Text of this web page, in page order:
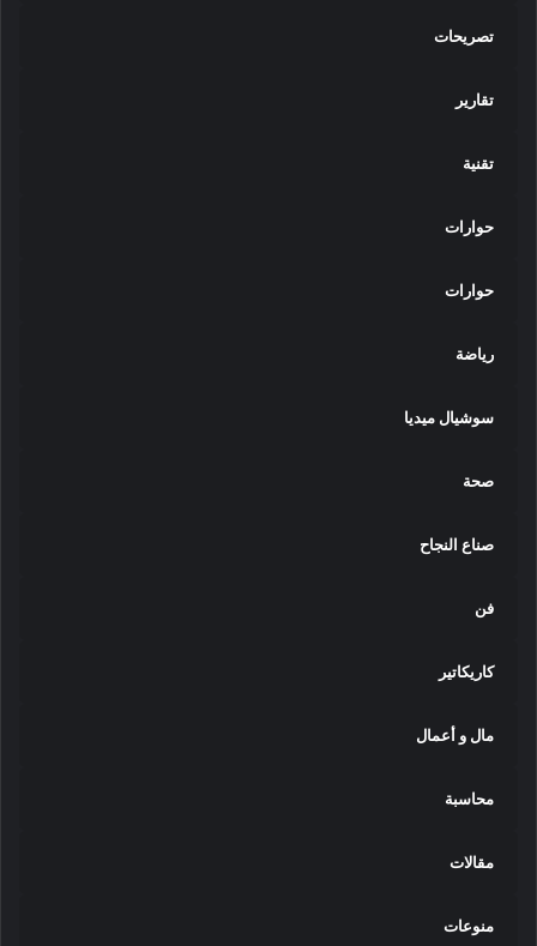
تصريحات
تقارير
تقنية
حوارات
حوارات
رياضة
سوشيال ميديا
صحة
صناع النجاح
فن
كاريكاتير
مال و أعمال
محاسبة
مقالات
منوعات